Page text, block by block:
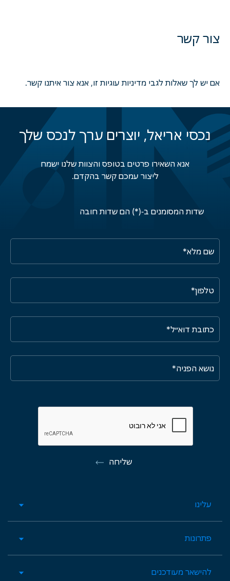
צור קשר
אם יש לך שאלות לגבי מדיניות עוגיות זו, אנא צור איתנו קשר.
נכסי אריאל, יוצרים ערך לנכס שלך
אנא השאירו פרטים בטופס והצוות שלנו ישמח
ליצור עמכם קשר בהקדם.
שדות המסומנים ב-(*) הם שדות חובה
שליחה
עלינו
פתרונות
להישאר מעודכנים